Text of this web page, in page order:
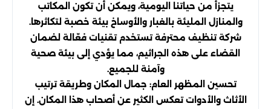
يتجزأ من حياتنا اليومية، ويمكن أن تكون المكاتب
والمنازل المليئة بالغبار والأوساخ بيئة خصبة لتكاثرها.
شركة تنظيف محترفة تستخدم تقنيات فعّالة لضمان
القضاء على هذه الجراثيم، مما يؤدي إلى بيئة صحية
وآمنة للجميع.
تحسين المظهر العام: جمال المكان وطريقة ترتيب
الأثاث والأدوات تعكس الكثير عن أصحاب هذا المكان. إن